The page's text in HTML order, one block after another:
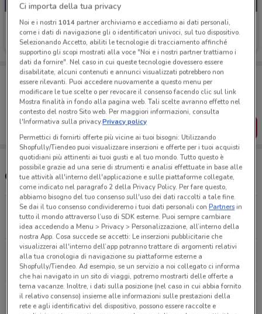
MD
Scade domani
Porta DoveConviene sempre con te!
Puoi trovare le migliori offerte dei negozi vicino a te,
salvarle e creare la tua lista del risparmio, comodamente
dal tuo cellulare.
SCARICA L’APP
Orari e Negozi MD
Corso C. B. Cavour, 27 Dormelletto
4.9 km
APERTO
VIA GIUSEPPE GIUSTI, SNC Somma Lombardo
7.8 km
APERTO
S.S. 229 - Km. 29,800 Borgomanero
13 km
APERTO
Ci importa della tua privacy
Noi e i nostri 1014partner archiviamo e accediamo ai dati personali,
come i dati di navigazione gli o identificatori univoci, sul tuo dispositivo.
Selezionando Accetto, abiliti le tecnologie di tracciamento affinché
supportino gli scopi mostrati alla voce "Noi e i nostri partner trattiamo i
dati da fornire". Nel caso in cui queste tecnologie dovessero essere
disabilitate, alcuni contenuti e annunci visualizzati potrebbero non
essere rilevanti. Puoi accedere nuovamente a questo menu per
modificare le tue scelte o per revocare il consenso facendo clic sul link
Mostra finalità in fondo alla pagina web. Tali scelte avranno effetto nel
contesto del nostro Sito web. Per maggiori informazioni, consulta
l'Informativa sulla privacy.Privacy policy
Permettici di fornirti offerte più vicine ai tuoi bisogni: Utilizzando
Shopfully/Tiendeo puoi visualizzare inserzioni e offerte per i tuoi acquisti
quotidiani più attinenti ai tuoi gusti e al tuo mondo. Tutto questo è
possibile grazie ad una serie di strumenti e analisi effettuate in base alle
tue attività all'interno dell'applicazione e sulle piattaforme collegate,
come indicato nel paragrafo 2 della Privacy Policy. Per fare questo,
abbiamo bisogno del tuo consenso sull'uso dei dati raccolti a tale fine.
Se dai il tuo consenso condivideremo i tuoi dati personali conPartnersin
tutto il mondo attraverso l’uso di SDK esterne. Puoi sempre cambiare
idea accedendo a Menu > Privacy > Personalizzazione, all’interno della
nostra App. Cosa succede se accetti: Le inserzioni pubblicitarie che
visualizzerai all'interno dell’app potranno trattare di argomenti relativi
alla tua cronologia di navigazione su piattaforme esterne a
Shopfully/Tiendeo. Ad esempio, se un servizio a noi collegato ci informa
che hai navigato in un sito di viaggi, potremo mostrarti delle offerte a
tema vacanze. Inoltre, i dati sulla posizione (nel caso in cui abbia fornito
il relativo consenso) insieme alle informazioni sulle prestazioni della
rete e agli identificativi del dispositivo, possono essere raccolte e